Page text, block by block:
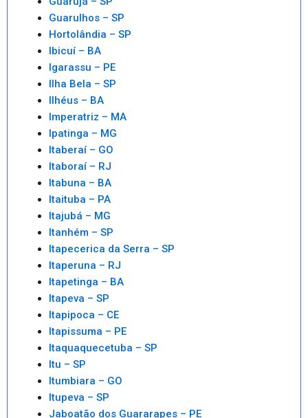
Guarulhos – SP
Hortolândia – SP
Ibicuí – BA
Igarassu – PE
Ilha Bela – SP
Ilhéus – BA
Imperatriz – MA
Ipatinga – MG
Itaberaí – GO
Itaboraí – RJ
Itabuna – BA
Itaituba – PA
Itajubá – MG
Itanhém – SP
Itapecerica da Serra – SP
Itaperuna – RJ
Itapetinga – BA
Itapeva – SP
Itapipoca – CE
Itapissuma – PE
Itaquaquecetuba – SP
Itu – SP
Itumbiara – GO
Itupeva – SP
Jaboatão dos Guararapes – PE